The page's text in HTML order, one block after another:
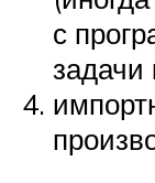
с
задачи